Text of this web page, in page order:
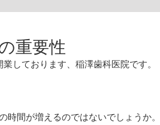
話題
重要性
しております、稲澤歯科医院です。
時間が増えるのではないでしょうか。